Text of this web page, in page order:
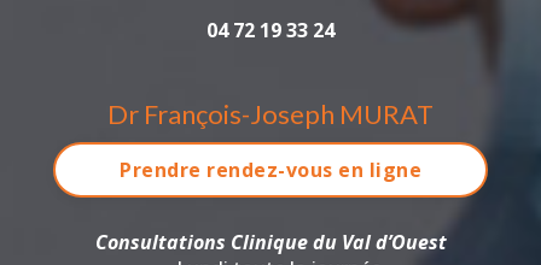
04 72 19 33 24
Dr François-Joseph MURAT
Prendre rendez-vous en ligne
Consultations Clinique du Val d’Ouest